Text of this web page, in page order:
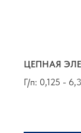
ЦЕПНАЯ
Г/п: 0,125 -